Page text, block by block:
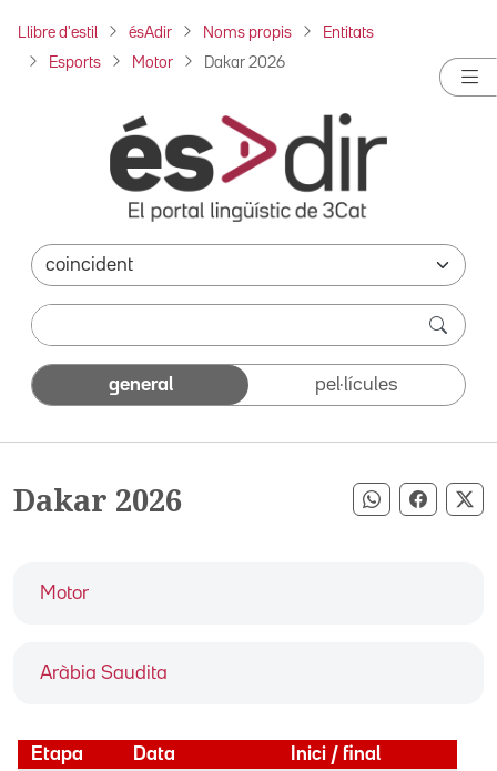
Llibre d'estil ésAdir Noms propis Entitats
Esports Motor Dakar 2026
general pel·lícules
Dakar 2026 Compartir
Motor
Aràbia Saudita
Etapa Data
Inici / final